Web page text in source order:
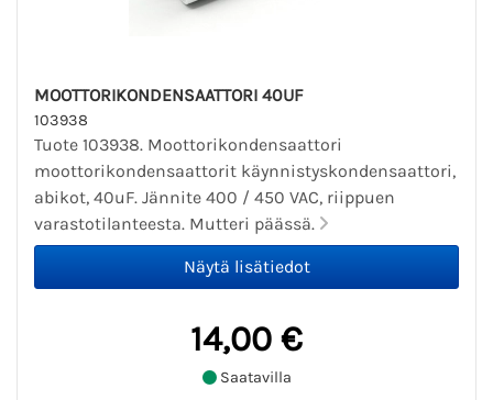
MOOTTORIKONDENSAATTORI 40UF
103938
Tuote 103938. Moottorikondensaattori
moottorikondensaattorit käynnistyskondensaattori,
abikot, 40uF. Jännite 400 / 450 VAC, riippuen
varastotilanteesta. Mutteri päässä.
14,00 €
Saatavilla